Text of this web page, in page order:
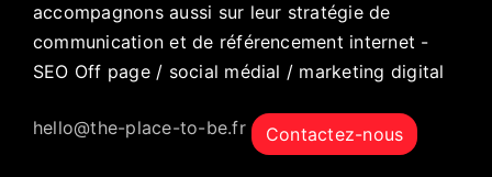
accompagnons aussi sur leur stratégie de
communication et de référencement internet -
SEO Off page / social médial / marketing digital
hello@the-place-to-be.fr Contactez-nous